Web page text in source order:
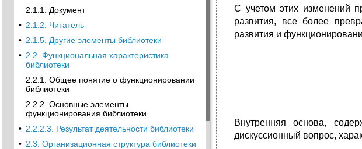
2.1.1. Документ
• 2.1.2. Читатель
• 2.1.5. Другие элементы библиотеки
• 2.2. Функциональная характеристика
библиотеки
2.2.1. Общее понятие о функционировании
библиотеки
2.2.2. Основные элементы
функционирования библиотеки
• 2.2.2.3. Результат деятельности библиотеки
• 2.3. Организационная структура библиотеки
С учетом этих изменений
развития, все более
развития и
Внутренняя основа,
дискуссионный вопрос,